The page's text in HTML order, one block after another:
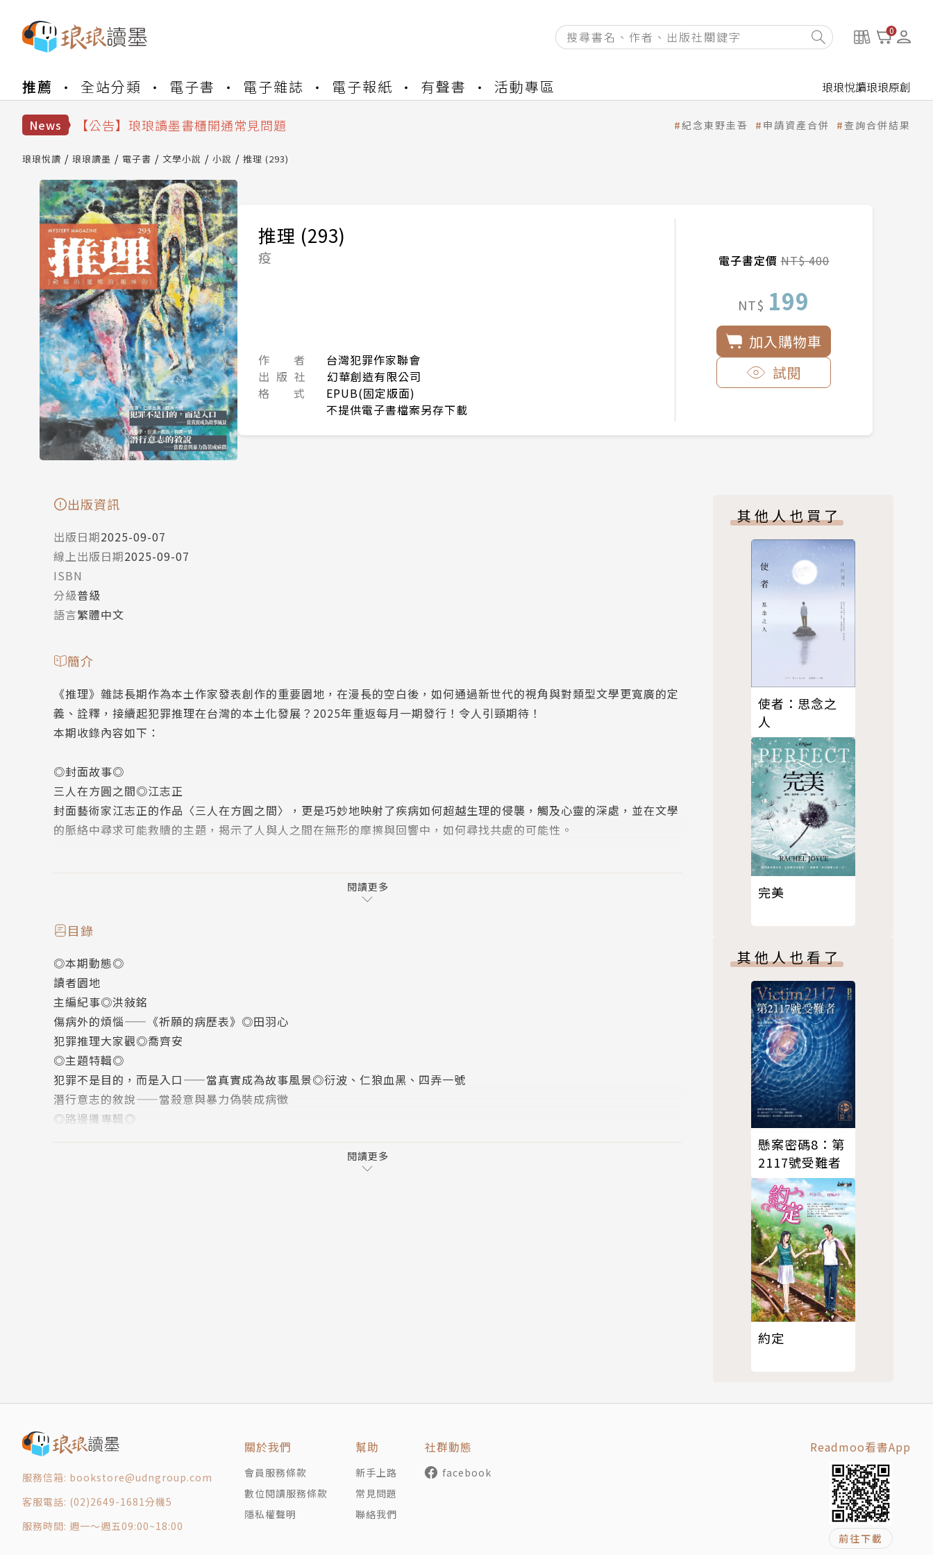
0
推薦 全站分類 電子書 電子雜誌 電子報紙 有聲書 活動專區 琅琅悅讀琅琅原創
News
【公告】因 Readmoo 讀墨系統維護中，本站同步暫停部分閱讀服務
【公告】琅琅讀墨書櫃開通常見問題
【公告】琅琅書店服務升級重要說明及資產合併結果查詢
【公告】因 Readmoo 讀墨系統維護中，本站同步暫停部分閱讀服務
紀念東野圭吾 申請資產合併 查詢合併結果
琅琅悅讀 琅琅讀墨 電子書 文學小說 小說 推理 (293)
推理 (293)
疫
作 者
台灣犯罪作家聯會
出 版 社
幻華創造有限公司
格 式
EPUB(固定版面)
不提供電子書檔案另存下載
電子書定價NT$ 400
NT$ 199
加入購物車
試閱
出版資訊
出版日期2025-09-07
線上出版日期2025-09-07
ISBN
分級普級
語言繁體中文
簡介
《推理》雜誌長期作為本土作家發表創作的重要園地，在漫長的空白後，如何通過新世代的視角與對類型文學更寬廣的定
義、詮釋，接續起犯罪推理在台灣的本土化發展？2025年重返每月一期發行！令人引頸期待！
本期收錄內容如下：
◎封面故事◎
三人在方圓之間◎江志正
封面藝術家江志正的作品〈三人在方圓之間〉，更是巧妙地映射了疾病如何超越生理的侵襲，觸及心靈的深處，並在文學
的脈絡中尋求可能救贖的主題，揭示了人與人之間在無形的摩擦與回響中，如何尋找共處的可能性。
處的可能。從科技進化到人性殘缺，我們不只是見證變異時代的創傷，更在文字中追問：面對失序與孤寂，我們是否還能
傷病外的煩惱——《祈願的病歷表》◎田羽心
醫師也是偵探？臨床推理小說《祈願的病歷表》，以新手醫師的實習過程為軸，揭開病歷背後的隱情與制度困局。從疑雲
重重的傷口、扭曲的保險理賠，到幽微的人性動機與醫病關係，層層剝繭，真相往往藏在人心最深處。一場關於診斷與共
感的醫療探案，邀你深入現場，體會醫者如何在病灶之外，醫治人生難題。
犯罪推理大家觀◎喬齊安
從冰冷手術刀到病態心理的迷宮，三部來自美、日、韓的推理小說揭露醫療與疾病背後的人性與黑暗。從美國腦切除術的
悲劇、日本戰前心理罪案，到韓國幽靈韓醫院的療癒轉生，每一篇都是一場對疾病、創傷與社會制度的深度對話，也是對
手術台上的賭注◎衍波
一場手術失敗，掀起婚姻與道德的漣漪。當醫療意外牽動家庭與名譽的風暴，一位看似平凡的妻子，內心其實盤旋著長年
無法化解的秘密與試煉。手術室內的每一秒都充滿壓力，而真正的風險，或許從來不在刀鋒之上，而是藏在人心深處的念
潛伏期◎瘋說
閱讀更多
目錄
◎本期動態◎
讀者園地
主編紀事◎洪敍銘
傷病外的煩惱——《祈願的病歷表》◎田羽心
犯罪推理大家觀◎喬齊安
◎主題特輯◎
犯罪不是目的，而是入口——當真實成為故事風景◎衍波、仁狼血黑、四弄一號
潛行意志的敘說——當殺意與暴力偽裝成病徵
◎路邊攤專輯◎
知情的責任，與漠視的業報——《解謎前，請投幣》◎Leo
◎推理集錦◎
犯罪實案現場——張桂卻命案◎艾德嘉
波光衍影——病從口入，禍從口出◎衍波
另眼看劇——《天久鷹央的推理病歷表》◎田羽心
遊戲開始 Games start——《Before I Forget》◎賴特
閱讀更多
其他人也買了
使者：思念之
人
完美
其他人也看了
懸案密碼8：第
2117號受難者
約定
服務信箱: bookstore@udngroup.com
客服電話: (02)2649-1681分機5
服務時間: 週一～週五09:00~18:00
關於我們
會員服務條款
數位閱讀服務條款
隱私權聲明
幫助
新手上路
常見問題
聯絡我們
社群動態
facebook
Readmoo看書App
前往下載